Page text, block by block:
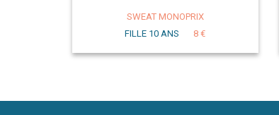
SWEAT MONOPRIX
FILLE 10 ANS
8 €